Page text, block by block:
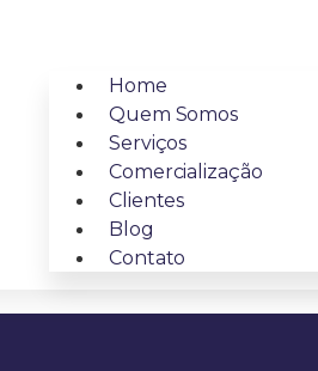
Home
Quem Somos
Serviços
Comercialização
Clientes
Blog
Contato